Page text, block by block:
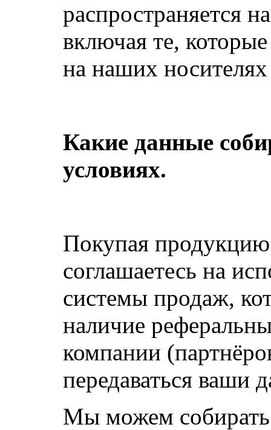
распространяется
включая те,
на наших
Какие данные
условиях.
Покупая
соглашаетесь на
системы продаж,
наличие
компании
передаваться ваши
Мы можем собирать